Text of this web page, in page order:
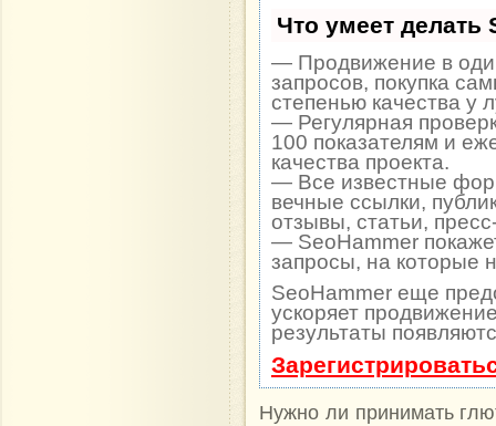
Что умеет делать
— Продвижение в
запросов, покупка
степенью качества у
— Регулярная
100 показателям и
качества проекта.
— Все известные
вечные ссылки,
отзывы, статьи,
— SeoHammer
запросы, на которые
SeoHammer еще
ускоряет
результаты
Нужно ли принимать